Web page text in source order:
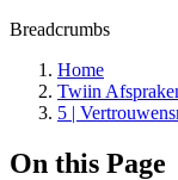
Breadcrumbs
Home
Twiin
5 |
On this Page